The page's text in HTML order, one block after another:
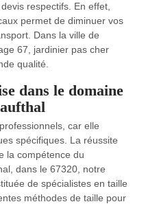
respectifs. En effet,
permet de diminuer vos
Dans la ville de
67, jardinier pas cher
qualité.
dans le domaine
car elle
spécifiques. La réussite
la compétence du
dans le 67320, notre
de spécialistes en taille
méthodes de taille pour